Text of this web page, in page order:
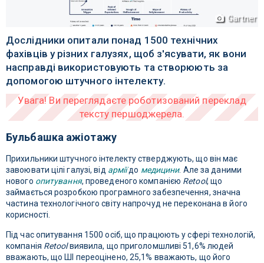
Gartner
Дослідники опитали понад 1500 технічних
фахівців у різних галузях, щоб з'ясувати, як вони
насправді використовують та створюють за
допомогою штучного інтелекту.
Бульбашка ажіотажу
Прихильники штучного інтелекту стверджують, що він має
завоювати цілі галузі, від арміїдо медицини. Але за даними
нового опитування, проведеного компанією Retool, що
займається розробкою програмного забезпечення, значна
частина технологічного світу напрочуд не переконана в його
корисності.
Під час опитування 1500 осіб, що працюють у сфері технологій,
компанія Retoolвиявила, що приголомшливі 51,6% людей
вважають, що ШІ переоцінено, 25,1% вважають, що його